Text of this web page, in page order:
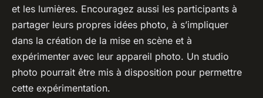
et les lumières. Encouragez aussi les participants à
partager leurs propres idées photo, à s’impliquer
dans la création de la mise en scène et à
expérimenter avec leur appareil photo. Un studio
photo pourrait être mis à disposition pour permettre
cette expérimentation.